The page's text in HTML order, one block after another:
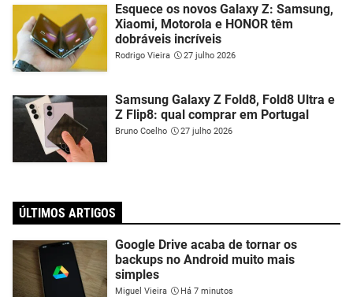
Esquece os novos Galaxy Z: Samsung,
Xiaomi, Motorola e HONOR têm
dobráveis incríveis
Rodrigo Vieira 27 julho 2026
Samsung Galaxy Z Fold8, Fold8 Ultra e
Z Flip8: qual comprar em Portugal
Bruno Coelho 27 julho 2026
ÚLTIMOS ARTIGOS
Google Drive acaba de tornar os
backups no Android muito mais
simples
Miguel Vieira Há 7 minutos